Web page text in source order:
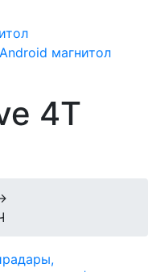
магнитол
4T